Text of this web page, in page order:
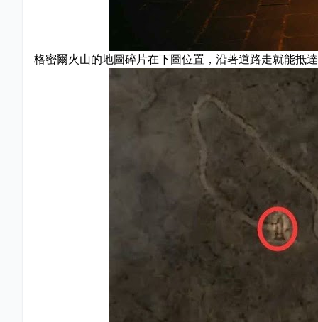
格密爾火山的地圖碎片在下圖位置，沿著道路走就能抵